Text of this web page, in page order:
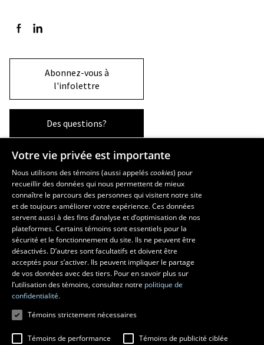
Suivez-nous sur Facebook
Suivez-nous sur LinkedIn
Abonnez-vous à
l'infolettre
Des questions?
La Faculté et ses écoles
Faculté d’aménagement, d’architecture, d’art et de design
École d’art
École supérieure d’aménagement du territoire et de développement
régional
École d’architecture
École de design
Votre vie privée est importante
Nous utilisons des témoins (aussi appeléscookies) pour
recueillir des données qui nous permettent de mieux
connaître le parcours des personnes qui visitent notre site
et de toujours améliorer votre expérience. Ces données
servent aussi à des fins d’analyse et d’optimisation de nos
plateformes. Certains témoins sont essentiels pour la
sécurité et le fonctionnement du site. Ils ne peuvent être
désactivés. D’autres sont facultatifs et doivent être
acceptés pour s’activer. Ils peuvent impliquer le partage
de vos données avec des tiers. Pour en savoir plus sur
l’utilisation des témoins, consultez notre politique de
confidentialité.
Témoins strictement nécessaires
Témoins de performance Témoins de publicité ciblée